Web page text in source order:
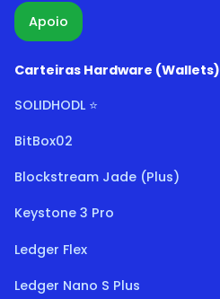
Apoio
Carteiras Hardware (Wallets)
SOLIDHODL ⭐
BitBox02
Blockstream Jade (Plus)
Keystone 3 Pro
Ledger Flex
Ledger Nano S Plus